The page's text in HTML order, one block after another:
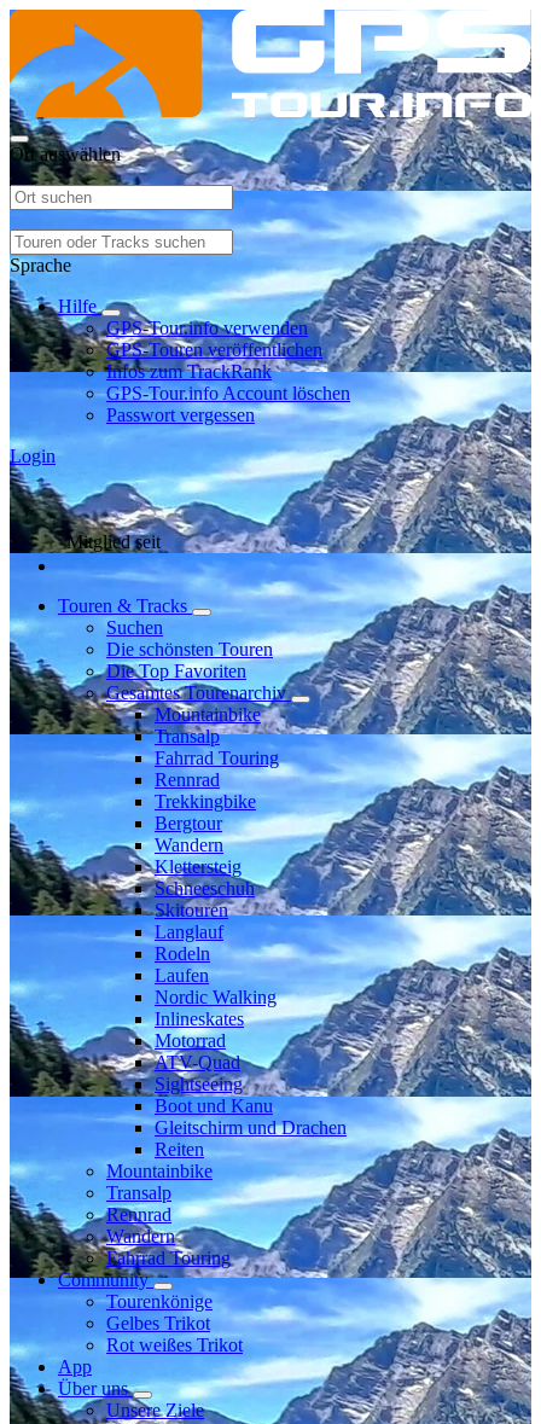
Ort auswählen
Sprache
Hilfe
GPS-Tour.info verwenden
GPS-Touren veröffentlichen
Infos zum TrackRank
GPS-Tour.info Account löschen
Passwort vergessen
Login
Mitglied seit
Touren & Tracks
Suchen
Die schönsten Touren
Die Top Favoriten
Gesamtes Tourenarchiv
Mountainbike
Transalp
Fahrrad Touring
Rennrad
Trekkingbike
Bergtour
Wandern
Klettersteig
Schneeschuh
Skitouren
Langlauf
Rodeln
Laufen
Nordic Walking
Inlineskates
Motorrad
ATV-Quad
Sightseeing
Boot und Kanu
Gleitschirm und Drachen
Reiten
Mountainbike
Transalp
Rennrad
Wandern
Fahrrad Touring
Community
Tourenkönige
Gelbes Trikot
Rot weißes Trikot
App
Über uns
Unsere Ziele